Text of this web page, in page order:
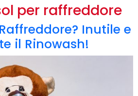
per raffreddore
Inutile e
il Rinowash!